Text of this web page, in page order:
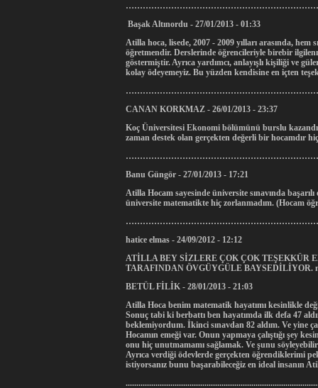
Başak Altınordu - 27/01/2013 - 01:33
Atilla hoca, lisede, 2007 - 2009 yılları arasında,
öğretmendir. Derslerinde öğrencileriyle birebir
göstermiştir. Ayrıca yardımcı, anlayışlı kişiliği ve
kolay ödeyemeyiz. Bu yüzden kendisine en içten
CANAN KORKMAZ - 26/01/2013 - 23:37
Koç Üniversitesi Ekonomi bölümünü burslu
zaman destek olan gerçekten değerli bir hocamdır
Banu Güngör - 27/01/2013 - 17:21
Atilla Hocam sayesinde üniversite sınavında
üniversite matematikte hiç zorlanmadım. (Hocam
hatice elmas - 24/09/2012 - 12:12
ATİLLA BEY SİZLERE ÇOK ÇOK TEŞEKKÜR
TARAFINDAN ÖVGÜYGÜLE
BETÜL FİLİK - 28/01/2013 - 21:03
Atilla Hoca benim matematik hayatımı kesinlikle
Sonuç tabi ki berbattı ben hayatımda ilk defa 47
beklemiyordum. İkinci sınavdan 82 aldım. Ve yine
Hocamın emeği var. Onun yapmaya çalıştığı şey
onu hiç unutmamamı sağlamak. Ve şunu
Ayrıca verdiği ödevlerde gerçekten öğrendiklerimi
istiyorsanız bunu başarabileceğiz en ideal insanın